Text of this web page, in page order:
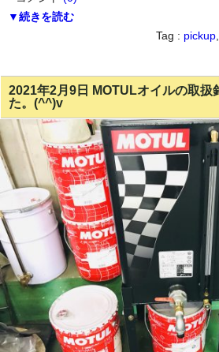
▼続きを読む
Tag : pickup
2021年2月9日 MOTULオイルの取扱
た。(^^)v